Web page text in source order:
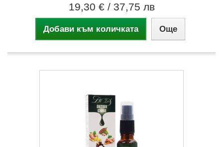
19,30 € / 37,75 лв
Добави към количката Още